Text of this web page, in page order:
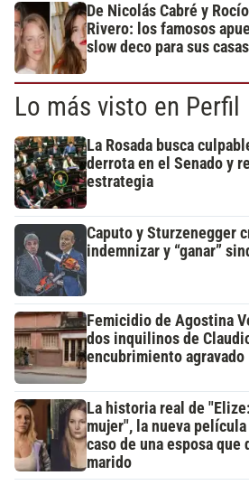
De Nicolás Cabré y
Rivero: los famosos
slow deco para sus casas
Lo más visto en Perfil
La Rosada busca
derrota en el Senado y
estrategia
Caputo y Sturzenegger
indemnizar y “ganar”
Femicidio de Agostina
dos inquilinos de
encubrimiento agravado
La historia real de
mujer", la nueva
caso de una esposa que
marido